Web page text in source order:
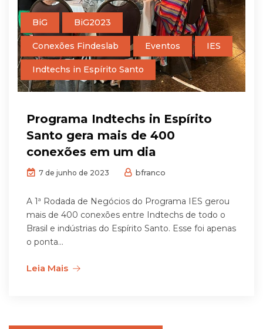
BiG BiG2023
Conexões Findeslab Eventos IES
Indtechs in Espírito Santo
Programa Indtechs in Espírito
Santo gera mais de 400
conexões em um dia
7 de junho de 2023 bfranco
A 1ª Rodada de Negócios do Programa IES gerou
mais de 400 conexões entre Indtechs de todo o
Brasil e indústrias do Espírito Santo. Esse foi apenas
o ponta...
Leia Mais